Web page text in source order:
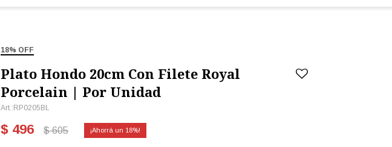
18% OFF
Plato Hondo 20cm Con Filete Royal
Porcelain | Por Unidad
RP0205BL
$ 496 $ 605 18